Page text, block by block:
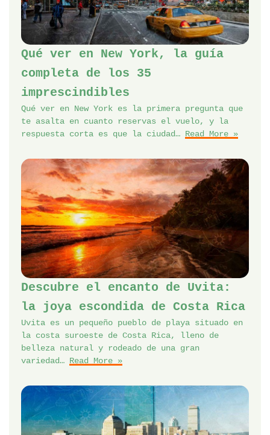
Qué ver en New York, la guía
completa de los 35
imprescindibles
Qué ver en New York es la primera pregunta que
te asalta en cuanto reservas el vuelo, y la
respuesta corta es que la ciudad… Read More »
Descubre el encanto de Uvita:
la joya escondida de Costa Rica
Uvita es un pequeño pueblo de playa situado en
la costa suroeste de Costa Rica, lleno de
belleza natural y rodeado de una gran
variedad… Read More »